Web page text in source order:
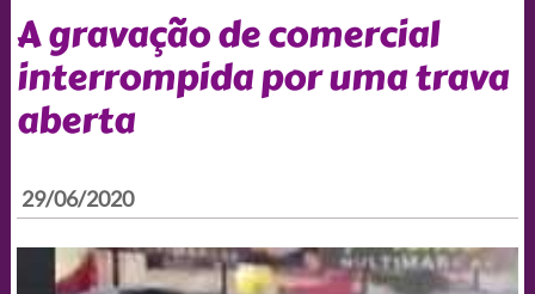
A gravação de comercial
interrompida por uma trava
aberta
29/06/2020